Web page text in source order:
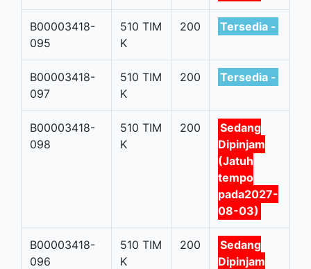
B00003418-
095
510 TIM
K
200 Tersedia -
B00003418-
097
510 TIM
K
200 Tersedia -
B00003418-
098
510 TIM
K
200
Sedang
Dipinjam
(Jatuh
tempo
pada2027-
08-03)
B00003418-
096
510 TIM
K
200
Sedang
Dipinjam